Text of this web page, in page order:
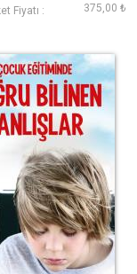
Fiyatı : 375,00 ₺